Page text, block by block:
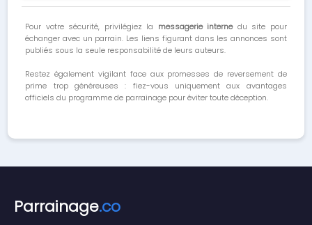
Pour votre sécurité, privilégiez la messagerie internedu site pour
échanger avec un parrain. Les liens figurant dans les annonces sont
publiés sous la seule responsabilité de leurs auteurs.
Restez également vigilant face aux promesses de reversement de
prime trop généreuses : fiez-vous uniquement aux avantages
officiels du programme de parrainage pour éviter toute déception.
Parrainage.co